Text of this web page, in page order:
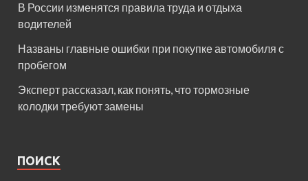
В России изменятся правила труда и отдыха
водителей
Названы главные ошибки при покупке автомобиля с
пробегом
Эксперт рассказал, как понять, что тормозные
колодки требуют замены
ПОИСК